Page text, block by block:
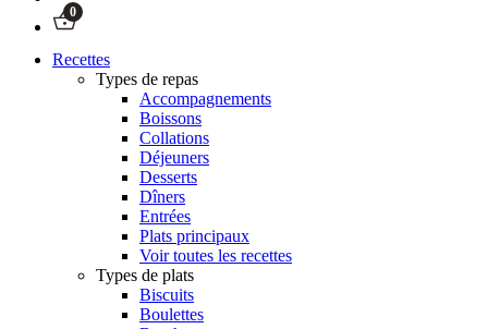
0
Recettes
Types de repas
Accompagnements
Boissons
Collations
Déjeuners
Desserts
Dîners
Entrées
Plats principaux
Voir toutes les recettes
Types de plats
Biscuits
Boulettes